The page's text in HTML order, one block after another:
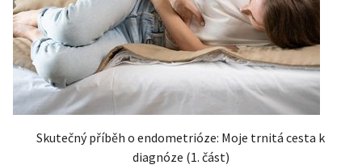
Skutečný příběh o endometrióze: Moje trnitá cesta k
diagnóze (1. část)